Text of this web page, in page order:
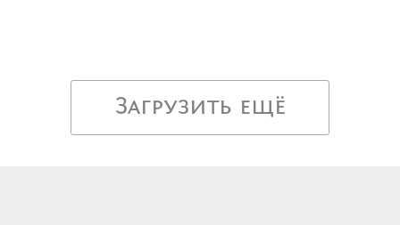
Загрузить ещё